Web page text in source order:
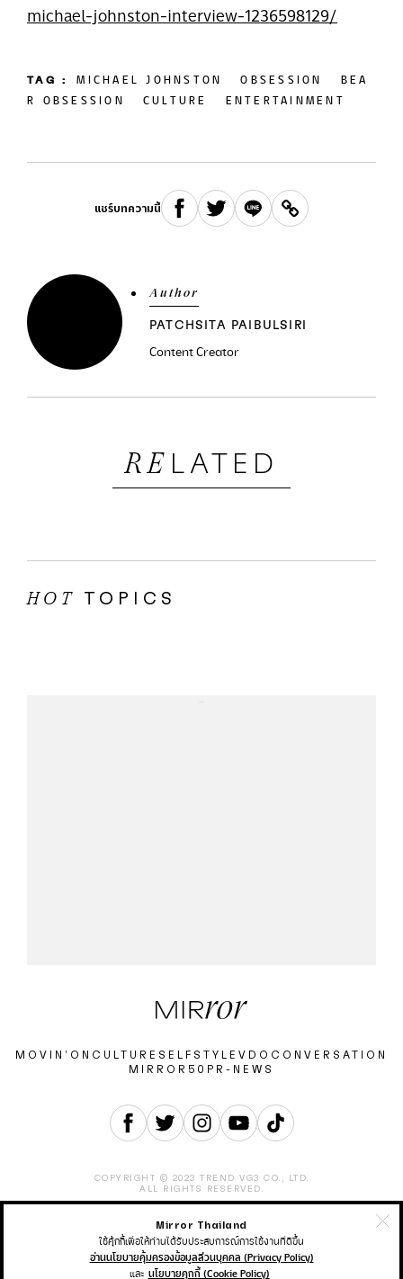
michael-johnston-interview-1236598129/
TAG : MICHAEL JOHNSTON OBSESSION BEA
R OBSESSION CULTURE ENTERTAINMENT
แชร์บทความนี้
Author
PATCHSITA PAIBULSIRI
Content Creator
RE LATED
HOT TOPICS
MOVIN’ON CULTURE SELF STYLE VDO CONVERSATION
MIRROR50 PR-NEWS
COPYRIGHT © 2023 TREND VG3 CO., LTD.
ALL RIGHTS RESERVED.
CAREERADVERTISEMENT
TERMS & CONDITION
PRIVACY POLICY
Mirror Thailand
ใช้คุ้กกี้เพื่อให้ท่านได้รับประสบการณ์การใช้งานที่ดีขึ้น
อ่านนโยบายคุ้มครองข้อมูลส่วนบุคคล (Privacy Policy)
และ นโยบายคุกกี้ (Cookie Policy)